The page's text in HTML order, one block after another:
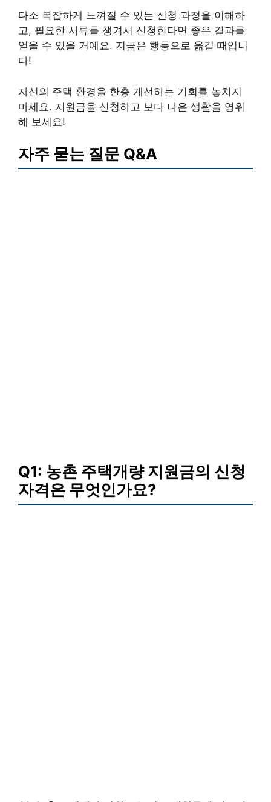
다소 복잡하게 느껴질 수 있는 신청 과정을 이해하
고, 필요한 서류를 챙겨서 신청한다면 좋은 결과를
얻을 수 있을 거예요. 지금은 행동으로 옮길 때입니
다!
자신의 주택 환경을 한층 개선하는 기회를 놓치지
마세요. 지원금을 신청하고 보다 나은 생활을 영위
해 보세요!
자주 묻는 질문 Q&A
Q1: 농촌 주택개량 지원금의 신청
자격은 무엇인가요?